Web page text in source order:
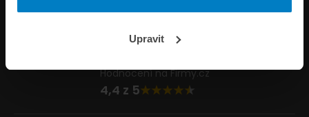
Upravit
Napište nám
Hodnocení na Firmy.cz
4,4 z 5